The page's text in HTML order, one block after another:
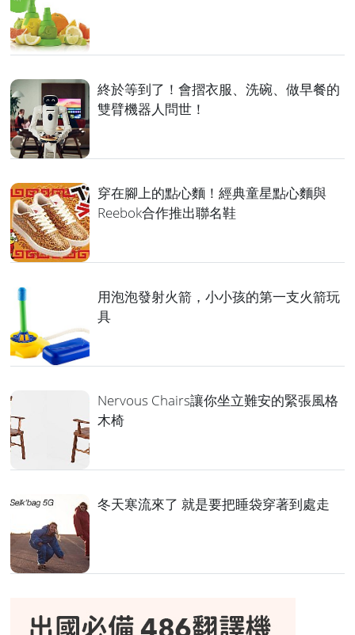
終於等到了！會摺衣服、洗碗、做早餐的
雙臂機器人問世！
穿在腳上的點心麵！經典童星點心麵與
Reebok合作推出聯名鞋
用泡泡發射火箭，小小孩的第一支火箭玩
具
Nervous Chairs讓你坐立難安的緊張風格
木椅
冬天寒流來了 就是要把睡袋穿著到處走